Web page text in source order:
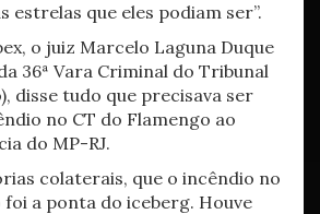
estrelas que eles podiam ser”.
o juiz Marcelo Laguna Duque
36ª Vara Criminal do Tribunal
disse tudo que precisava ser
no CT do Flamengo ao
do MP-RJ.
colaterais, que o incêndio no
a ponta do iceberg. Houve